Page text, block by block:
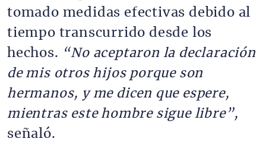
tomado medidas efectivas debido al
tiempo transcurrido desde los
hechos. “No aceptaron la declaración
de mis otros hijos porque son
hermanos, y me dicen que espere,
señaló.